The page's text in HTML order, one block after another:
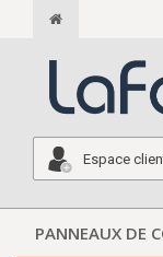
Espace
PANNEAUX DE